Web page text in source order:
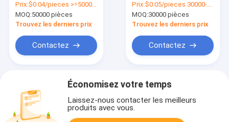
plastique pour
emballage de
produits alimentaires
Prix:$0.04/pieces >=50000 pieces
MOQ:50000 pièces
Trouvez les derniers prix
Contactez
croisé
Prix:$0.05/pieces 30000-299999 pieces
MOQ:30000 pièces
Trouvez les derniers prix
Contactez
Économisez votre temps
Laissez-nous contacter les meilleurs
produits avec vous.